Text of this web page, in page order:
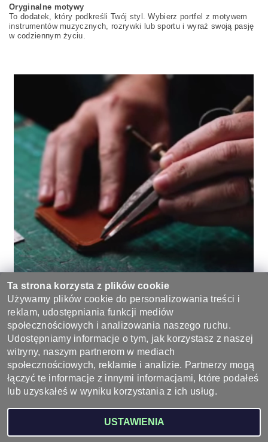
Oryginalne motywy
To dodatek, który podkreśli Twój styl. Wybierz portfel z motywem
instrumentów muzycznych, rozrywki lub sportu i wyraź swoją pasję
w codziennym życiu.
Bądź pierwszą osobą, która napisze opinię do tego produktu.
Dodaj komentarz
Wyroby ze skóry - sklep skórzany, galanteria skórzana
zastrzeżone
Ta strona korzysta z plików cookie
Używamy plików cookie do personalizowania treści i
reklam, udostępniania funkcji mediów
społecznościowych i analizowania naszego ruchu.
Udostępniamy informacje o tym, jak korzystasz z naszej
witryny, naszym partnerom w mediach
społecznościowych, reklamie i analizie. Partnerzy mogą
łączyć te informacje z innymi informacjami, które podałeś
lub uzyskałeś w wyniku korzystania z ich usług.
USTAWIENIA